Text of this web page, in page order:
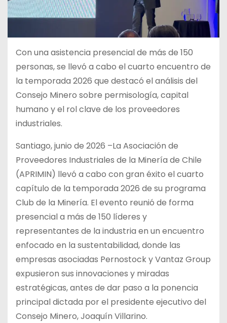
Con una asistencia presencial de más de 150
personas, se llevó a cabo el cuarto encuentro de
la temporada 2026 que destacó el análisis del
Consejo Minero sobre permisología, capital
humano y el rol clave de los proveedores
industriales.
Santiago, junio de 2026 –La Asociación de
Proveedores Industriales de la Minería de Chile
(APRIMIN) llevó a cabo con gran éxito el cuarto
capítulo de la temporada 2026 de su programa
Club de la Minería. El evento reunió de forma
presencial a más de 150 líderes y
representantes de la industria en un encuentro
enfocado en la sustentabilidad, donde las
empresas asociadas Pernostock y Vantaz Group
expusieron sus innovaciones y miradas
estratégicas, antes de dar paso a la ponencia
principal dictada por el presidente ejecutivo del
Consejo Minero, Joaquín Villarino.